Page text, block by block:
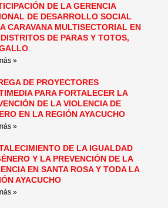
DE LA GERENCIA
DE DESARROLLO SOCIAL
CARAVANA MULTISECTORIAL EN
DE PARAS Y TOTOS,
»
DE PROYECTORES
PARA FORTALECER LA
DE LA VIOLENCIA DE
EN LA REGIÓN AYACUCHO
»
DE LA IGUALDAD
Y LA PREVENCIÓN DE LA
EN SANTA ROSA Y TODA LA
AYACUCHO
»